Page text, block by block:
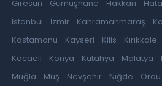
Giresun
Gümüşhane Hakkari
İstanbul
İzmir Kahramanmaraş
Kastamonu
Kayseri Kilis Kırıkkale
Kocaeli
Konya Kütahya Malatya
Muğla
Muş Nevşehir Niğde Ordu